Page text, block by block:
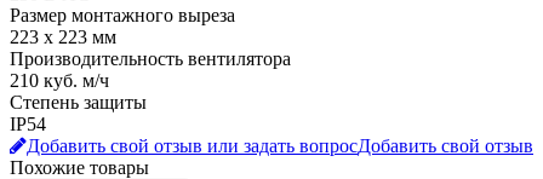
Размер монтажного выреза
223 x 223 мм
Производительность вентилятора
210 куб. м/ч
Степень защиты
IP54
Добавить свой отзыв или задать вопросДобавить свой отзыв
Похожие товары